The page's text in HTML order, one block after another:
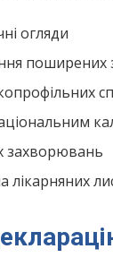
огляди
захворювань